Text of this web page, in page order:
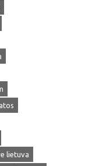
lietuva